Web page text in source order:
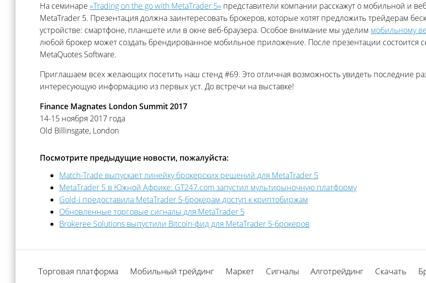
На семинаре «Trading on the go with MetaTrader 5» представители компании расскажут о мобильной и
MetaTrader 5. Презентация должна заинтересовать брокеров, которые хотят предложить трейдерам
устройстве: смартфоне, планшете или в окне веб-браузера. Особое внимание мы уделим мобильному
любой брокер может создать брендированное мобильное приложение. После презентации состоится
MetaQuotes Software.
Приглашаем всех желающих посетить наш стенд #69. Это отличная возможность увидеть последние
интересующую информацию из первых уст. До встречи на выставке!‌
Finance Magnates London Summit 2017
14-15 ноября 2017 года
Old Billinsgate, London
Посмотрите предыдущие новости, пожалуйста:
Match-Trade выпускает линейку брокерских решений для MetaTrader 5
MetaTrader 5 в Южной Африке: GT247.com запустил мультирыночную платформу
Gold-i предоставила MetaTrader 5-брокерам доступ к криптобиржам
Обновленные торговые сигналы для MetaTrader 5
Brokeree Solutions выпустили Bitcoin-фид для MetaTrader 5-брокеров
Торговая платформа Мобильный трейдинг Маркет Сигналы Алготрейдинг Скачать